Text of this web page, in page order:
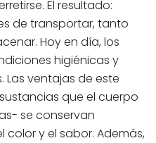
El resultado:
de transportar, tanto
Hoy en día, los
higiénicas y
Las ventajas de este
que el cuerpo
se conservan
color y el sabor. Además,